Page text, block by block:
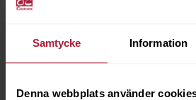
Samtycke Information
Denna webbplats använder